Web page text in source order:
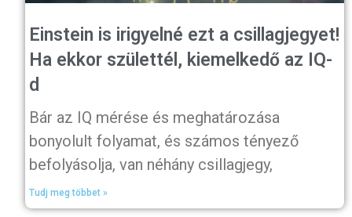
Einstein is irigyelné ezt a csillagjegyet!
Ha ekkor születtél, kiemelkedő az IQ-
d
Bár az IQ mérése és meghatározása
bonyolult folyamat, és számos tényező
befolyásolja, van néhány csillagjegy,
Tudj meg többet »